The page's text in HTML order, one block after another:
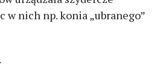
w nich np. konia „ubranego”